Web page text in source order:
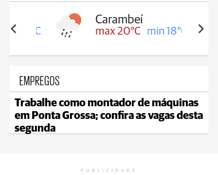
18°C
Carambeí
max 20°C min 18°C
EMPREGOS
Trabalhe como montador de máquinas
em Ponta Grossa; confira as vagas desta
segunda
PUBLICIDADE